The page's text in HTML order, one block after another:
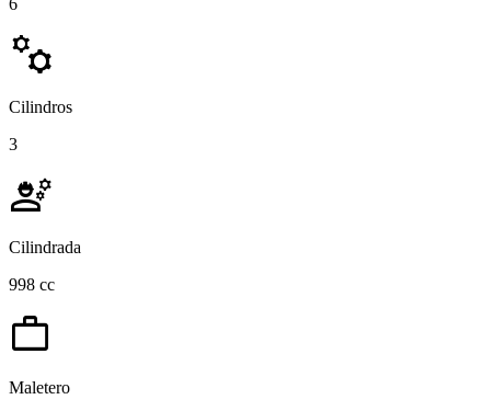
manufacturing
Cilindros
3
engineering
Cilindrada
998 cc
work
Maletero